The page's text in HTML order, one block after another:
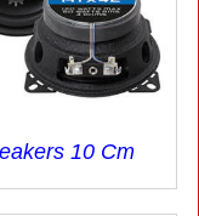
10 Cm